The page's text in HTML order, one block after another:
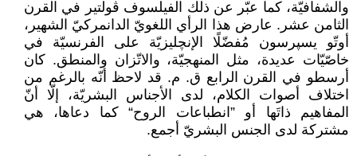
والشفافيّة، كما عبّر عن ذلك الفيلسوف ڤولتير في القرن
الثامن عشر. عارض هذا الرأي اللغويّ الدانمركيّ الشهير،
أوتّو يسپرسون مُفضّلًا الإنچليزيّة على الفرنسيّة في
خاصّيّات عديدة، مثل المنهجيّة، والاتّزان والمنطق. كان
أرسطو في القرن الرابع ق. م. قد لاحظ أنّه بالرغم من
اختلاف أصوات الكلام، لدى الأجناس البشريّة، إلّا أنّ
المفاهيم ذاتَها أو ”انطباعات الروح“ كما دعاها، هي
مشتركة لدى الجنس البشريّ أجمع.